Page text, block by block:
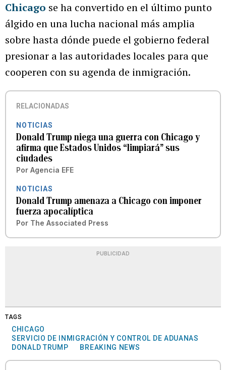
Chicago se ha convertido en el último punto
álgido en una lucha nacional más amplia
sobre hasta dónde puede el gobierno federal
presionar a las autoridades locales para que
cooperen con su agenda de inmigración.
RELACIONADAS
NOTICIAS
Donald Trump niega una guerra con Chicago y
afirma que Estados Unidos “limpiará” sus
ciudades
Por Agencia EFE
NOTICIAS
Donald Trump amenaza a Chicago con imponer
fuerza apocalíptica
Por The Associated Press
PUBLICIDAD
TAGS
CHICAGO
SERVICIO DE INMIGRACIÓN Y CONTROL DE ADUANAS
DONALD TRUMP
BREAKING NEWS